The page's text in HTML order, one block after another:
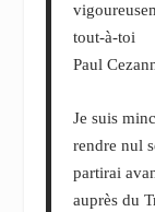
tout-à-toi
Paul
Je suis
rendre nul
partirai
auprès du